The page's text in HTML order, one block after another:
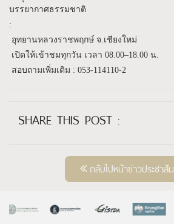
บรรยากาศธรรมชาติ
:
อุทยานหลวงราชพฤกษ์ จ.เชียงใหม่
เปิดให้เข้าชมทุกวัน เวลา 08.00–18.00 น.
สอบถามเพิ่มเติม : 053-114110-2
SHARE THIS POST :
กลับไปหน้าข่าวประชา